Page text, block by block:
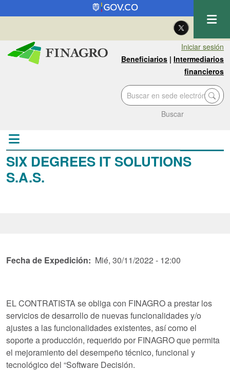
Pasar al contenido principal
| Eng
Iniciar sesión
Beneficiarios | Intermediarios
financieros
Buscar
SIX DEGREES IT SOLUTIONS
S.A.S.
Fecha de Expedición Mié, 30/11/2022 - 12:00
EL CONTRATISTA se obliga con FINAGRO a prestar los
servicios de desarrollo de nuevas funcionalidades y/o
ajustes a las funcionalidades existentes, así como el
soporte a producción, requerido por FINAGRO que permita
el mejoramiento del desempeño técnico, funcional y
tecnológico del “Software Decisión.